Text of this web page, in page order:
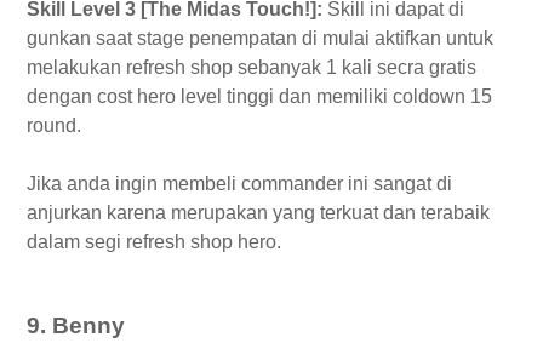
Skill Level 3 [The Midas Touch!]: Skill ini dapat di
gunkan saat stage penempatan di mulai aktifkan untuk
melakukan refresh shop sebanyak 1 kali secra gratis
dengan cost hero level tinggi dan memiliki coldown 15
round.
Jika anda ingin membeli commander ini sangat di
anjurkan karena merupakan yang terkuat dan terabaik
dalam segi refresh shop hero.
9. Benny